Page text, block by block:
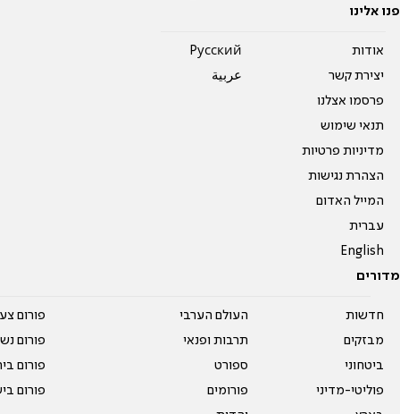
פנו אלינו
אודות
יצירת קשר
פרסמו אצלנו
תנאי שימוש
מדיניות פרטיות
הצהרת נגישות
המייל האדום
עברית
English
Pусский
عربية
מדורים
חדשות
מבזקים
ביטחוני
פוליטי-מדיני
העולם הערבי
תרבות ופנאי
ספורט
פורומים
פורום
פורום
פורום
פורום